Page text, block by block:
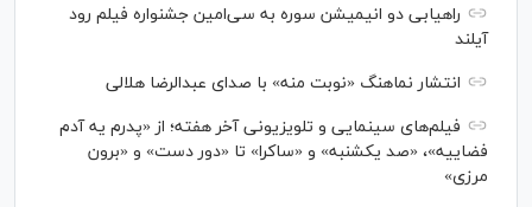
راهیابی دو انیمیشن سوره به سی‌امین جشنواره فیلم رود
آیلند
انتشار نماهنگ «نوبت منه» با صدای عبدالرضا هلالی
فیلم‌های سینمایی و تلویزیونی آخر هفته؛ از «پدرم یه آدم
فضاییه»، «صد یکشنبه» و «ساکرا» تا «دور دست» و «برون
مرزی»